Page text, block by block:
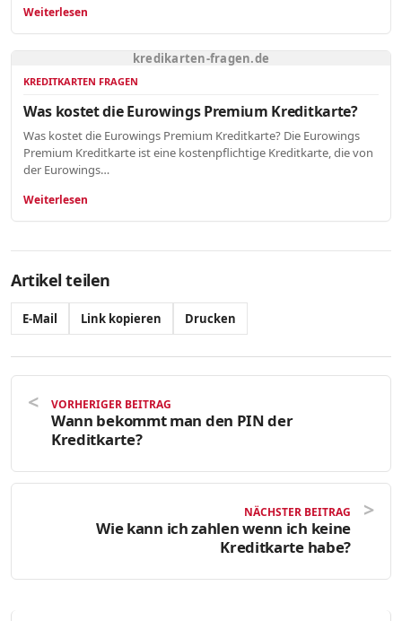
Weiterlesen
kredikarten-fragen.de
KREDITKARTEN FRAGEN
Was kostet die Eurowings Premium Kreditkarte?
Was kostet die Eurowings Premium Kreditkarte? Die Eurowings
Premium Kreditkarte ist eine kostenpflichtige Kreditkarte, die von
der Eurowings…
Weiterlesen
Artikel teilen
E-Mail Link kopieren Drucken
VORHERIGER BEITRAG
Wann bekommt man den PIN der
Kreditkarte?
NÄCHSTER BEITRAG
Wie kann ich zahlen wenn ich keine
Kreditkarte habe?